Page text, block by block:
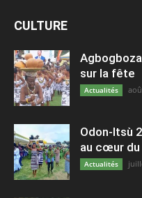
CULTURE
sur la fête
Actualités
Odon-Itsù
au cœur du
Actualités